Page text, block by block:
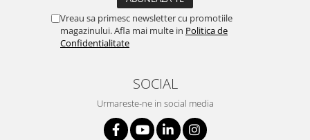
Vreau sa primesc newsletter cu promotiile
magazinului. Afla mai multe in Politica de
Confidentialitate
SOCIAL
Urmareste-ne in social media